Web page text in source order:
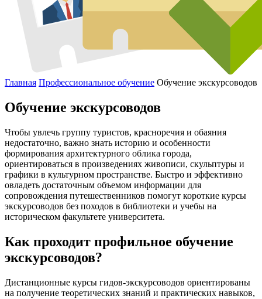
Главная Профессиональное обучение Обучение экскурсоводов
Обучение экскурсоводов
Чтобы увлечь группу туристов, красноречия и обаяния
недостаточно, важно знать историю и особенности
формирования архитектурного облика города,
ориентироваться в произведениях живописи, скульптуры и
графики в культурном пространстве. Быстро и эффективно
овладеть достаточным объемом информации для
сопровождения путешественников помогут короткие курсы
экскурсоводов без походов в библиотеки и учебы на
историческом факультете университета.
Как проходит профильное обучение
экскурсоводов?
Дистанционные курсы гидов-экскурсоводов ориентированы
на получение теоретических знаний и практических навыков,